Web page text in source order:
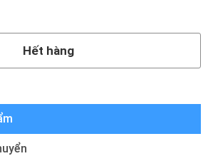
Hết hàng